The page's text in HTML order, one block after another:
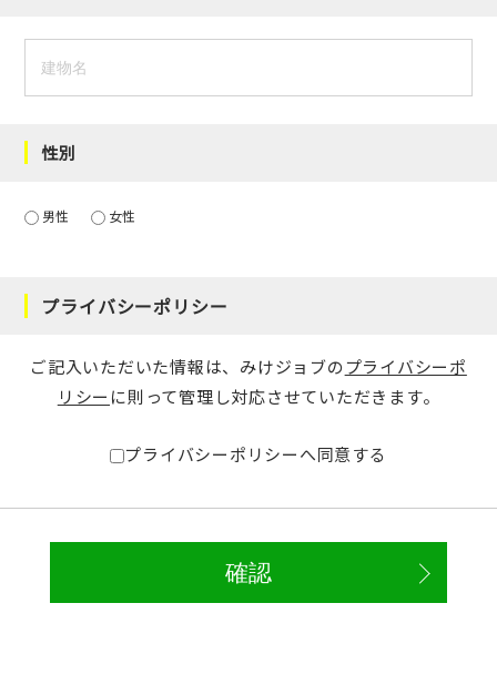
性別
男性 女性
プライバシーポリシー
ご記入いただいた情報は、みけジョブのプライバシーポ
リシー に則って管理し対応させていただきます。
プライバシーポリシーへ同意する